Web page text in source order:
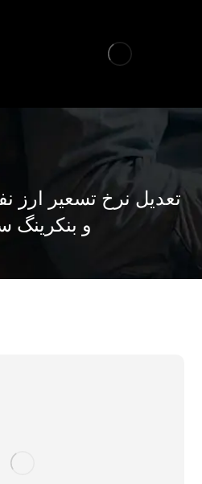
تعدیل نرخ تسعیر ارز
و بنکرینگ